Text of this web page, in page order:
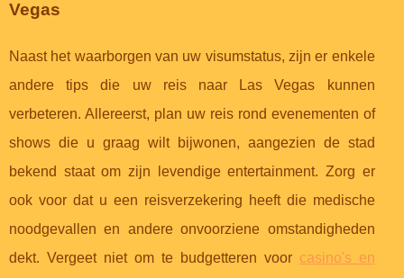
Vegas
Naast het waarborgen van uw visumstatus, zijn er enkele
andere tips die uw reis naar Las Vegas kunnen
verbeteren. Allereerst, plan uw reis rond evenementen of
shows die u graag wilt bijwonen, aangezien de stad
bekend staat om zijn levendige entertainment. Zorg er
ook voor dat u een reisverzekering heeft die medische
noodgevallen en andere onvoorziene omstandigheden
dekt. Vergeet niet om te budgetteren voor casino's en